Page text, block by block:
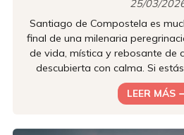
25/03/
Santiago de Compostela es
final de una milenaria
de vida, mística y rebosante de
descubierta con calma. Si
capital gallega, desde Hotel
guía esencial para exprimir al
monumental El corazón de
LEER MÁS